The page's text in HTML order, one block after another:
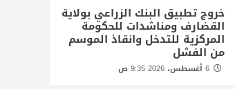
خروج تطبيق البنك الزراعي بولاية
القضارف ومناشدات للحكومة
المركزية للتدخل وانقاذ الموسم
من الفشل
6 أغسطس، 2026 9:35 ص